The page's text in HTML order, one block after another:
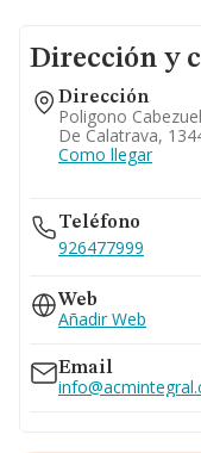
Dirección y
Dirección
Poligono
De Calatrava,
Como llegar
Teléfono
926477999
Web
Añadir Web
Email